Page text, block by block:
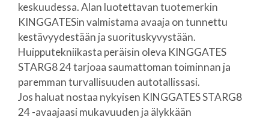
keskuudessa. Alan luotettavan tuotemerkin
KINGGATESin valmistama avaaja on tunnettu
kestävyydestään ja suorituskyvystään.
Huipputekniikasta peräisin oleva KINGGATES
STARG8 24 tarjoaa saumattoman toiminnan ja
paremman turvallisuuden autotallissasi.
Jos haluat nostaa nykyisen KINGGATES STARG8
24 -avaajaasi mukavuuden ja älykkään